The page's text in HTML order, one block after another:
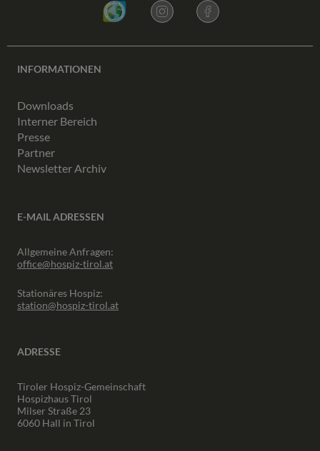
INFORMATIONEN
Downloads
Interner Bereich
Presse
Partner
Newsletter Archiv
E-MAIL ADRESSEN
Allgemeine Anfragen:
office@hospiz-tirol.at
Stationäres Hospiz:
station@hospiz-tirol.at
ADRESSE
Tiroler Hospiz-Gemeinschaft
Hospizhaus Tirol
Milser Straße 23
6060 Hall in Tirol